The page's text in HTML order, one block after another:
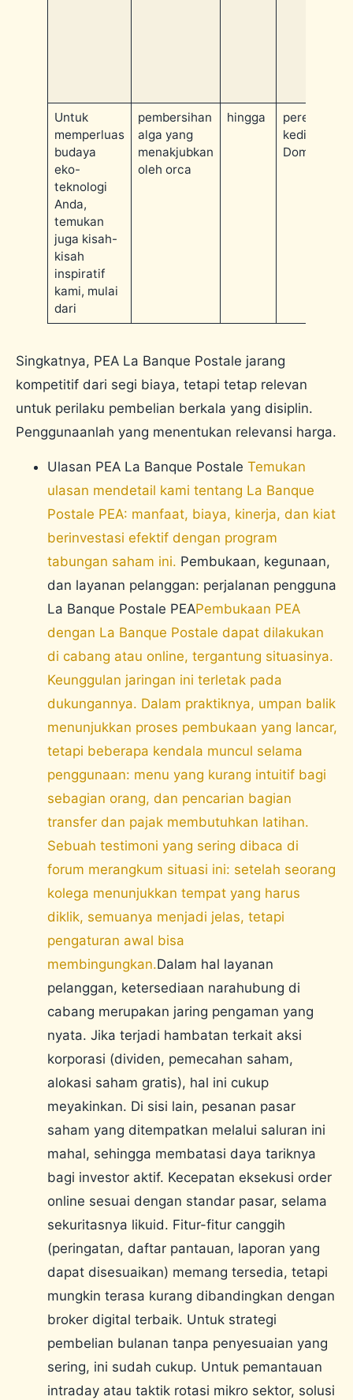
Untuk
memperluas
budaya
eko-
teknologi
Anda,
temukan
juga kisah-
kisah
inspiratif
kami, mulai
dari
pembersihan
alga yang
menakjubkan
oleh orca
hingga
peresmian
kediaman
Domitys
Singkatnya, PEA La Banque Postale jarang
kompetitif dari segi biaya, tetapi tetap relevan
untuk perilaku pembelian berkala yang disiplin.
Penggunaanlah yang menentukan relevansi harga.
Ulasan PEA La Banque Postale Temukan
ulasan mendetail kami tentang La Banque
Postale PEA: manfaat, biaya, kinerja, dan kiat
berinvestasi efektif dengan program
tabungan saham ini. Pembukaan, kegunaan,
dan layanan pelanggan: perjalanan pengguna
La Banque Postale PEAPembukaan PEA
dengan La Banque Postale dapat dilakukan
di cabang atau online, tergantung situasinya.
Keunggulan jaringan ini terletak pada
dukungannya. Dalam praktiknya, umpan balik
menunjukkan proses pembukaan yang lancar,
tetapi beberapa kendala muncul selama
penggunaan: menu yang kurang intuitif bagi
sebagian orang, dan pencarian bagian
transfer dan pajak membutuhkan latihan.
Sebuah testimoni yang sering dibaca di
forum merangkum situasi ini: setelah seorang
kolega menunjukkan tempat yang harus
diklik, semuanya menjadi jelas, tetapi
pengaturan awal bisa
membingungkan.Dalam hal layanan
pelanggan, ketersediaan narahubung di
cabang merupakan jaring pengaman yang
nyata. Jika terjadi hambatan terkait aksi
korporasi (dividen, pemecahan saham,
alokasi saham gratis), hal ini cukup
meyakinkan. Di sisi lain, pesanan pasar
saham yang ditempatkan melalui saluran ini
mahal, sehingga membatasi daya tariknya
bagi investor aktif. Kecepatan eksekusi order
online sesuai dengan standar pasar, selama
sekuritasnya likuid. Fitur-fitur canggih
(peringatan, daftar pantauan, laporan yang
dapat disesuaikan) memang tersedia, tetapi
mungkin terasa kurang dibandingkan dengan
broker digital terbaik. Untuk strategi
pembelian bulanan tanpa penyesuaian yang
sering, ini sudah cukup. Untuk pemantauan
intraday atau taktik rotasi mikro sektor, solusi